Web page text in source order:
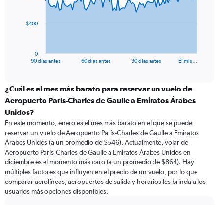
The
categories.
Range:
91
categories.
The
chart
has
1
Y
axis
displaying
values.
90 días antes 60 días antes 30 días antes El mis…
0
$400
¿Cuál es el mes más barato para reservar un vuelo de
Aeropuerto París-Charles de Gaulle a Emiratos Árabes
Unidos?
En este momento, enero es el mes más barato en el que se puede
reservar un vuelo de Aeropuerto París-Charles de Gaulle a Emiratos
Árabes Unidos (a un promedio de $546). Actualmente, volar de
Aeropuerto París-Charles de Gaulle a Emiratos Árabes Unidos en
diciembre es el momento más caro (a un promedio de $864). Hay
múltiples factores que influyen en el precio de un vuelo, por lo que
comparar aerolíneas, aeropuertos de salida y horarios les brinda a los
usuarios más opciones disponibles.